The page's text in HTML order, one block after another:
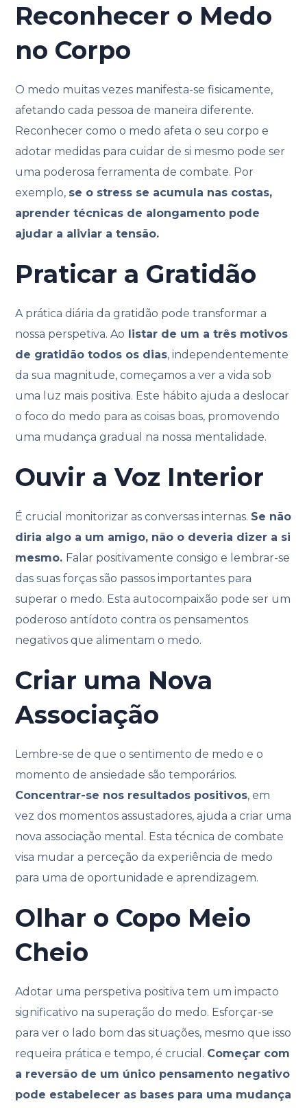
Reconhecer o Medo
no Corpo
O medo muitas vezes manifesta-se fisicamente,
afetando cada pessoa de maneira diferente.
Reconhecer como o medo afeta o seu corpo e
adotar medidas para cuidar de si mesmo pode ser
uma poderosa ferramenta de combate. Por
exemplo, se o stress se acumula nas costas,
aprender técnicas de alongamento pode
ajudar a aliviar a tensão.
Praticar a Gratidão
A prática diária da gratidão pode transformar a
nossa perspetiva. Ao listar de um a três motivos
de gratidão todos os dias, independentemente
da sua magnitude, começamos a ver a vida sob
uma luz mais positiva. Este hábito ajuda a deslocar
o foco do medo para as coisas boas, promovendo
uma mudança gradual na nossa mentalidade.
Ouvir a Voz Interior
É crucial monitorizar as conversas internas. Se não
diria algo a um amigo, não o deveria dizer a si
mesmo. Falar positivamente consigo e lembrar-se
das suas forças são passos importantes para
superar o medo. Esta autocompaixão pode ser um
poderoso antídoto contra os pensamentos
negativos que alimentam o medo.
Criar uma Nova
Associação
Lembre-se de que o sentimento de medo e o
momento de ansiedade são temporários.
Concentrar-se nos resultados positivos, em
vez dos momentos assustadores, ajuda a criar uma
nova associação mental. Esta técnica de combate
visa mudar a perceção da experiência de medo
para uma de oportunidade e aprendizagem.
Olhar o Copo Meio
Cheio
Adotar uma perspetiva positiva tem um impacto
significativo na superação do medo. Esforçar-se
para ver o lado bom das situações, mesmo que isso
requeira prática e tempo, é crucial. Começar com
a reversão de um único pensamento negativo
pode estabelecer as bases para uma mudança